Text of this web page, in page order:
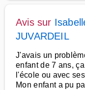
Avis sur
JUVARDEIL
J'avais un
enfant de 7 ans,
l'école ou avec
Mon enfant a pu